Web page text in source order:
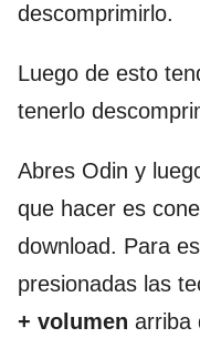
descomprimirlo.
Luego de esto
tenerlo
Abres Odin y
que hacer es
download. Para
presionadas las
+ volumen arriba